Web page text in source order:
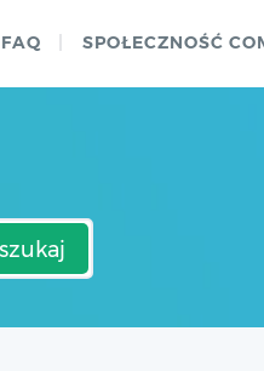
FAQ SPOŁECZNOŚĆ